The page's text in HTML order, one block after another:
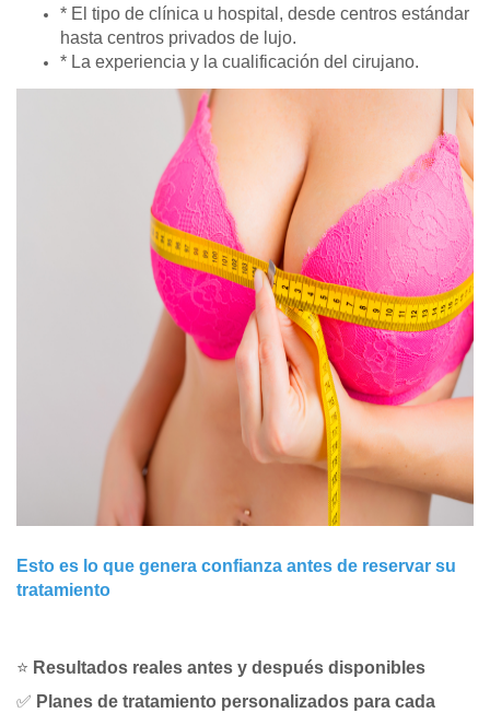
* El tipo de clínica u hospital, desde centros estándar
hasta centros privados de lujo.
* La experiencia y la cualificación del cirujano.
Esto es lo que genera confianza antes de reservar su
tratamiento
⭐ Resultados reales antes y después disponibles
✅ Planes de tratamiento personalizados para cada